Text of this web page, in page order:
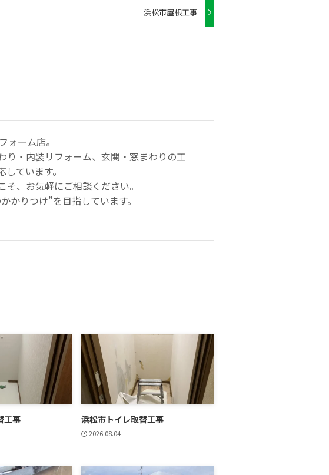
浜松市屋根工事
ォーム店。
り・内装リフォーム、玄関・窓まわりの工
ています。
、お気軽にご相談ください。
かりつけ”を目指しています。
工事 浜松市トイレ取替工事
2026.08.04